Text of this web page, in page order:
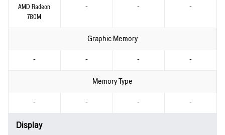
AMD Radeon
780M
- - -
Graphic Memory
- - - -
Memory Type
- - - -
Display